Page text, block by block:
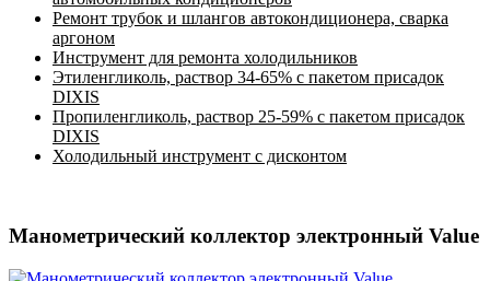
Ремонт трубок и шлангов автокондиционера, сварка
аргоном
Инструмент для ремонта холодильников
Этиленгликоль, раствор 34-65% с пакетом присадок
DIXIS
Пропиленгликоль, раствор 25-59% с пакетом присадок
DIXIS
Холодильный инструмент с дисконтом
Манометрический коллектор электронный Value